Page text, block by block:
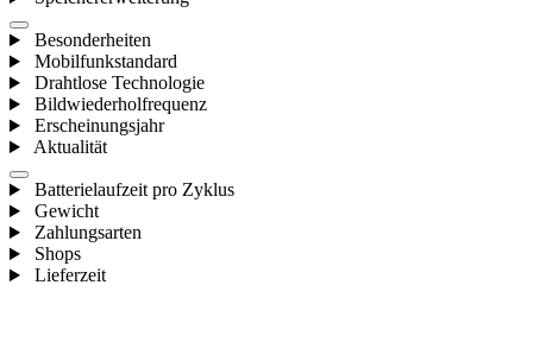
Besonderheiten
Mobilfunkstandard
Drahtlose Technologie
Bildwiederholfrequenz
Erscheinungsjahr
Aktualität
Batterielaufzeit pro Zyklus
Gewicht
Zahlungsarten
Shops
Lieferzeit